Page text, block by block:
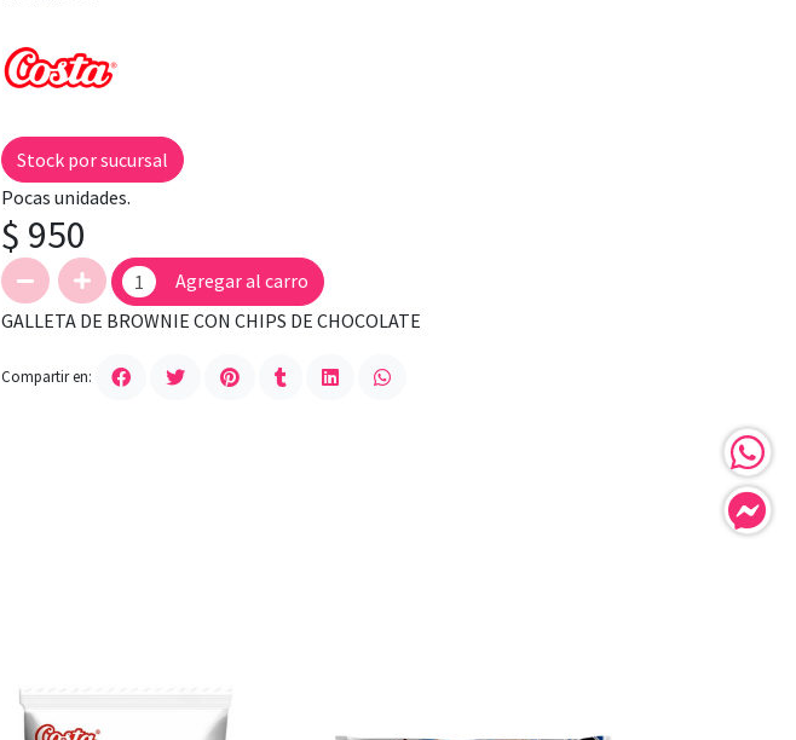
Stock por sucursal
Pocas unidades.
$ 950
Agregar al carro
GALLETA DE BROWNIE CON CHIPS DE CHOCOLATE
Compartir en: